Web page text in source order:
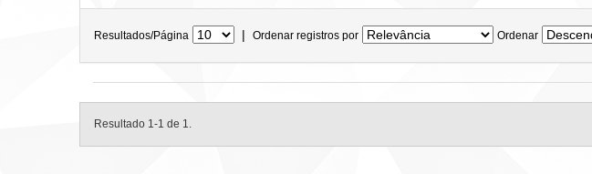
Resultados/Página | Ordenar registros por Ordenar
Resultado 1-1 de 1.